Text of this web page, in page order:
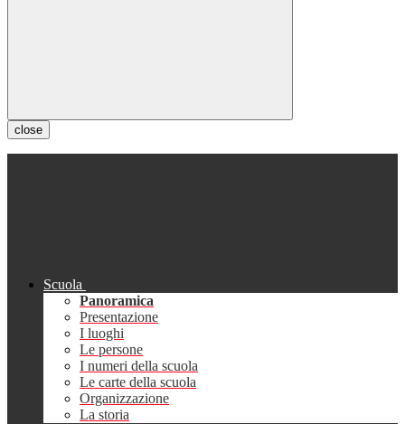
close
Scuola
Panoramica
Presentazione
I luoghi
Le persone
I numeri della scuola
Le carte della scuola
Organizzazione
La storia